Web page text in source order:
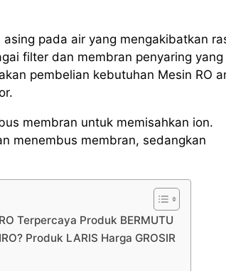
pada air yang mengakibatkan
filter dan membran penyaring yang
pembelian kebutuhan Mesin RO
membran untuk memisahkan ion.
menembus membran, sedangkan
Terpercaya Produk BERMUTU
Produk LARIS Harga GROSIR